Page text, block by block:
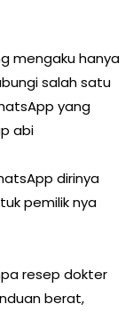
mengaku hanya
salah satu
yang
abi
dirinya
pemilik nya
resep dokter
berat,